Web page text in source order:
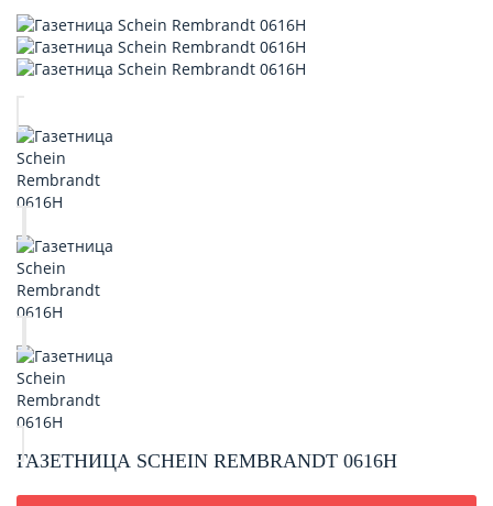
ГАЗЕТНИЦА SCHEIN REMBRANDT 0616H